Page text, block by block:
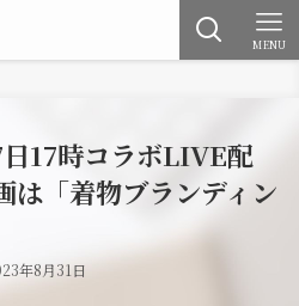
MENU
17時コラボLIVE配
は「着物ブランディン
年8月31日